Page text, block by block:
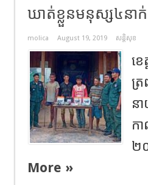
ឃាត់ខ្លួន​មនុស្ស​៤​នា
molica August 19, 2019 សន្តិសុខ
ខេ
ត្
ន
ក
២
More »